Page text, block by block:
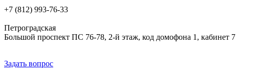
+7 (812) 993-76-33
Петроградская
Большой проспект ПС 76-78, 2-й этаж, код домофона 1, кабинет 7
Задать вопрос